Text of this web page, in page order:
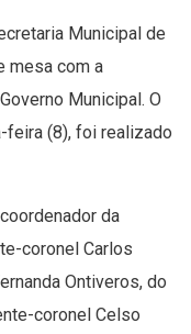
Municipal de
mesa com a
Municipal. O
feira (8), foi realizado
da
coronel Carlos
Ontiveros, do
coronel Celso